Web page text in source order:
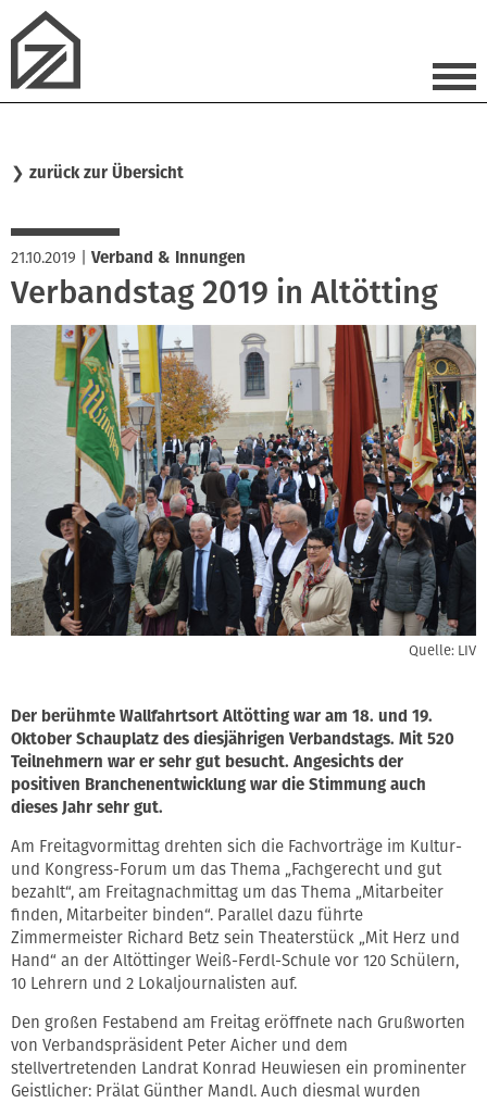
❯ zurück zur Übersicht
21.10.2019 Verband & Innungen
Verbandstag 2019 in Altötting
Quelle: LIV
Der berühmte Wallfahrtsort Altötting war am 18. und 19.
Oktober Schauplatz des diesjährigen Verbandstags. Mit 520
Teilnehmern war er sehr gut besucht. Angesichts der
positiven Branchenentwicklung war die Stimmung auch
dieses Jahr sehr gut.
Am Freitagvormittag drehten sich die Fachvorträge im Kultur-
und Kongress-Forum um das Thema „Fachgerecht und gut
bezahlt“, am Freitagnachmittag um das Thema „Mitarbeiter
finden, Mitarbeiter binden“. Parallel dazu führte
Zimmermeister Richard Betz sein Theaterstück „Mit Herz und
Hand“ an der Altöttinger Weiß-Ferdl-Schule vor 120 Schülern,
10 Lehrern und 2 Lokaljournalisten auf.
Den großen Festabend am Freitag eröffnete nach Grußworten
von Verbandspräsident Peter Aicher und dem
stellvertretenden Landrat Konrad Heuwiesen ein prominenter
Geistlicher: Prälat Günther Mandl. Auch diesmal wurden